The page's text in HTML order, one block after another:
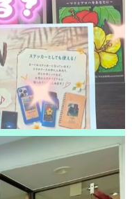
の基板修理をさせて頂きまし
の充電不良修理をさせて頂き
テリー交換をさせて頂きまし
ラス交換をさせて頂きまし
換をさせて頂きました！あり